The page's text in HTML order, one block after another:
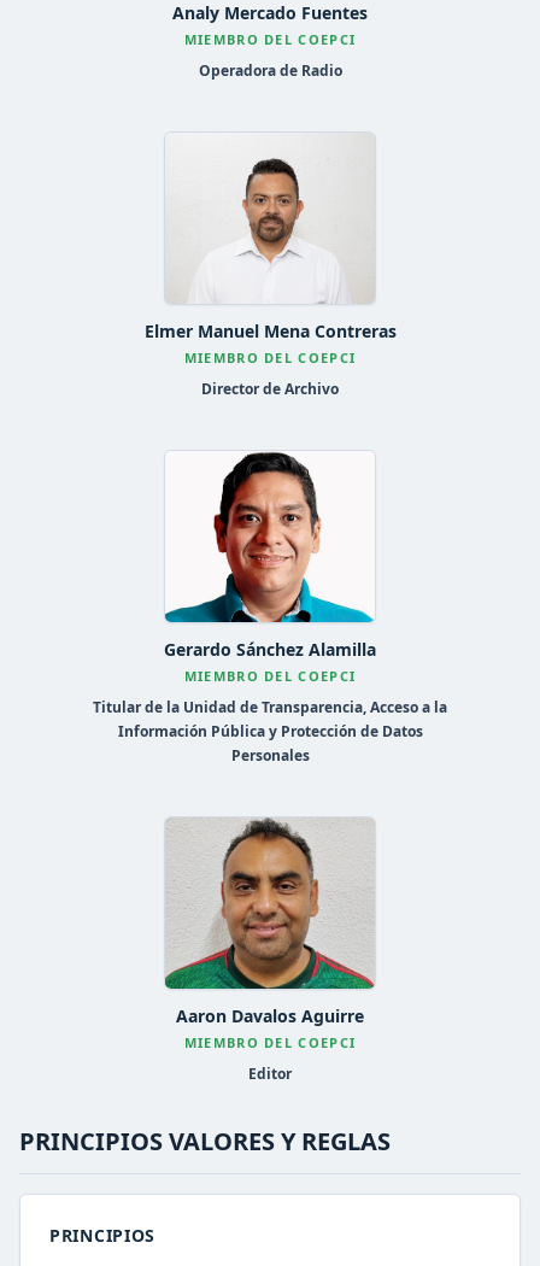
Analy Mercado Fuentes
MIEMBRO DEL COEPCI
Operadora de Radio
Elmer Manuel Mena Contreras
MIEMBRO DEL COEPCI
Director de Archivo
Gerardo Sánchez Alamilla
MIEMBRO DEL COEPCI
Titular de la Unidad de Transparencia, Acceso a la
Información Pública y Protección de Datos
Personales
Aaron Davalos Aguirre
MIEMBRO DEL COEPCI
Editor
PRINCIPIOS VALORES Y REGLAS
PRINCIPIOS